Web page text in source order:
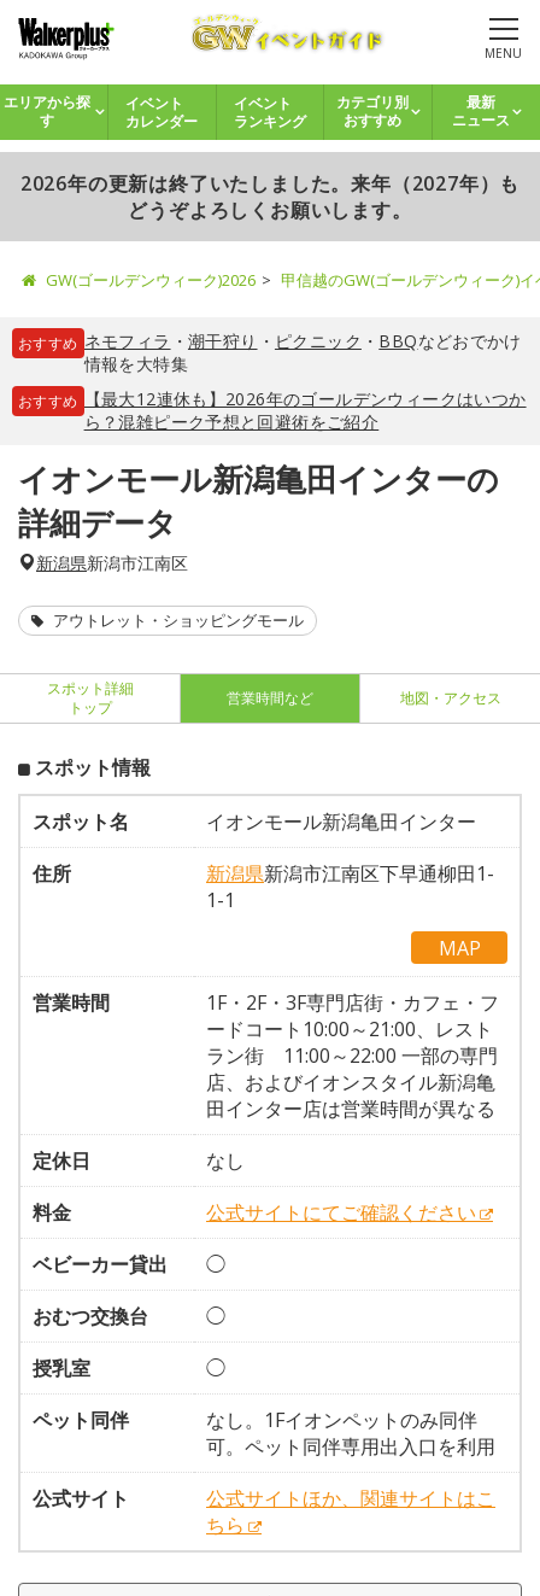
MENU
エリアから探
す
イベント
カレンダー
イベント
ランキング
カテゴリ別
おすすめ
最新
ニュース
2026年の更新は終了いたしました。来年（2027年）も
どうぞよろしくお願いします。
GW(ゴールデンウィーク)2026 甲信越のGW(ゴールデンウィーク)
おすすめ ネモフィラ ・ 潮干狩り ・ ピクニック ・ BBQなどおでかけ
情報を大特集
おすすめ
【最大12連休も】2026年のゴールデンウィークはいつか
ら？混雑ピーク予想と回避術をご紹介
イオンモール新潟亀田インターの
詳細データ
新潟県新潟市江南区
アウトレット・ショッピングモール
スポット詳細
トップ
営業時間など 地図・アクセス
スポット情報
スポット名
イオンモール新潟亀田インター
住所
新潟県新潟市江南区下早通柳田1-
1-1
MAP
営業時間
1F・2F・3F専門店街・カフェ・フ
ードコート10:00～21:00、レスト
ラン街 11:00～22:00 一部の専門
店、およびイオンスタイル新潟亀
田インター店は営業時間が異なる
定休日
なし
料金
公式サイトにてご確認ください
ベビーカー貸出
◯
おむつ交換台
◯
授乳室
◯
ペット同伴
なし。1Fイオンペットのみ同伴
可。ペット同伴専用出入口を利用
公式サイト
公式サイトほか、関連サイトはこ
ちら